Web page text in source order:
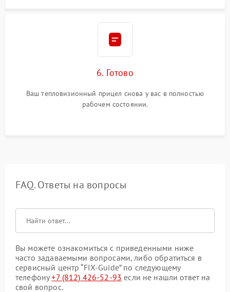
6. Готово
Ваш тепловизионный прицел снова у вас в полностью
рабочем состоянии.
FAQ. Ответы на вопросы
Вы можете ознакомиться с приведенными ниже
часто задаваемыми вопросами, либо обратиться в
сервисный центр “FIX-Guide” по следующему
телефону+7 (812) 426-52-93 если не нашли ответ на
свой вопрос.